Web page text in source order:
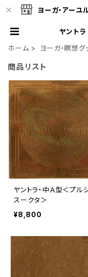
ヨーガ・アーユ
ヤント
ホーム
ヨーガ・瞑想グ
商品リスト
ヤントラ・中Ａ型＜プル
スークタ＞
¥8,800